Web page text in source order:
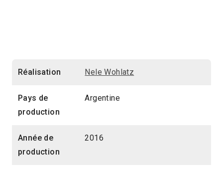
Réalisation Nele Wohlatz
Pays de
production
Argentine
Année de
production
2016